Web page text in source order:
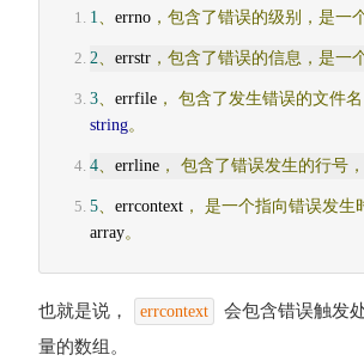
1、 errno，包含了错误的级别，是一
2、 errstr，包含了错误的信息，是一
3、 errfile，
包含了发生错误的文件
string。
4、 errline， 包含了错误发生的行号
5、 errcontext，
是一个指向错误发生
array。
也就是说， errcontext
会包含错误触发
量的数组。